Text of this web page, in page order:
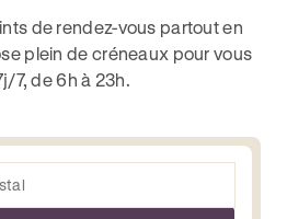
de rendez-vous partout en
plein de créneaux pour vous
7, de 6h à 23h.